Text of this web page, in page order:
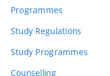
Programmes
Study Regulations
Study Programmes
Counselling